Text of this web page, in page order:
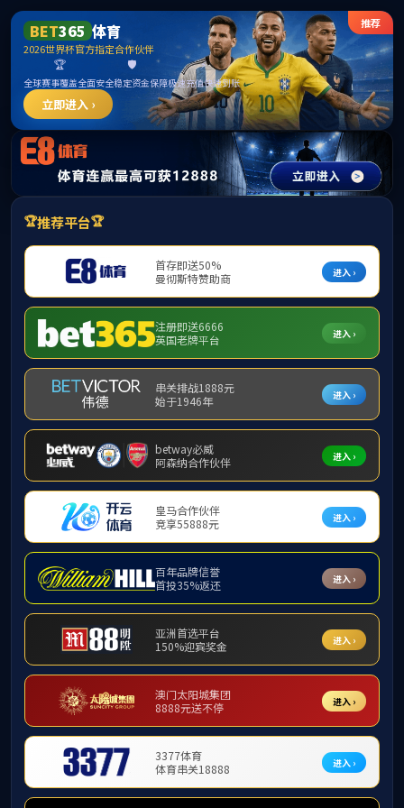
中国·365英国上市(集团)有限公司公司|官方网站
首页 公司概况 党建工作
教务教学
教学动态
课程建设
实践教学
英国上市公司365介绍
教学大纲
2019社会实
友情链接